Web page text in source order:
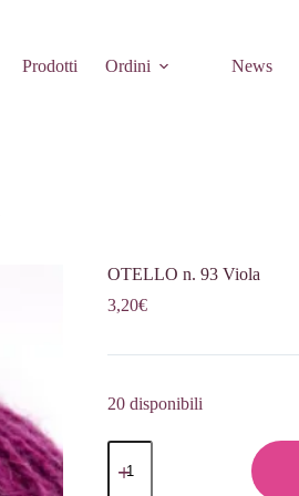
Prodotti Ordini News
OTELLO n. 93 Viola
3,20€
20 disponibili
OTELLO
n.